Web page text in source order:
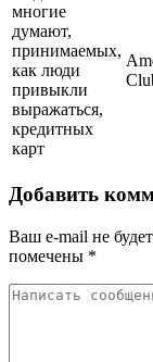
многие
думают,
принимаемых,
как люди
привыкли
выражаться,
кредитных
карт
Добавить
Ваш e-mail не
помечены *